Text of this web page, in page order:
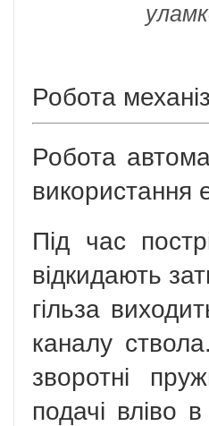
Робота
Робота
використання
Під час
відкидають
гільза
каналу
зворотні
подачі вліво